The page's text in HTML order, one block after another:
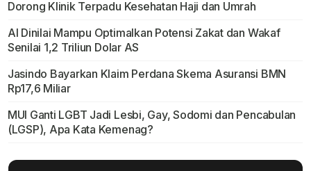
Dorong Klinik Terpadu Kesehatan Haji dan Umrah
AI Dinilai Mampu Optimalkan Potensi Zakat dan Wakaf
Senilai 1,2 Triliun Dolar AS
Jasindo Bayarkan Klaim Perdana Skema Asuransi BMN
Rp17,6 Miliar
MUI Ganti LGBT Jadi Lesbi, Gay, Sodomi dan Pencabulan
(LGSP), Apa Kata Kemenag?